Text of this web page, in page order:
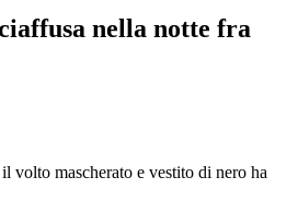
nella notte fra
volto mascherato e vestito di nero ha